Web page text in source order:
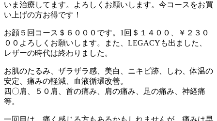
いま治療してます。よろしくお願いします。今コースをお買
い上げの方お得です！
お顔５回コース＄６０００です。1回＄１４００、￥２３０
００よろしくお願いします。また、LEGACYも出ました、
レザーの時代は終わりました。
お肌のたるみ、ザラザラ感、美白、ニキビ跡、しわ、体温の
安定、痛みの軽減、血液循環改善。
四〇肩、５０肩、首の痛み、肩の痛み、足の痛み、神経痛
等。